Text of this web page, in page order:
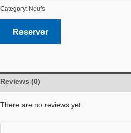
Category: Neufs
Reserver
Reviews (0)
There are no reviews yet.